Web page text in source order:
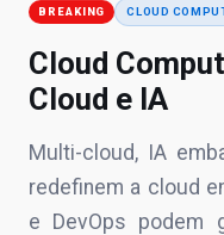
BREAKING CLOUD
Cloud
Cloud e IA
Multi-cloud, IA
redefinem a cloud
e DevOps podem